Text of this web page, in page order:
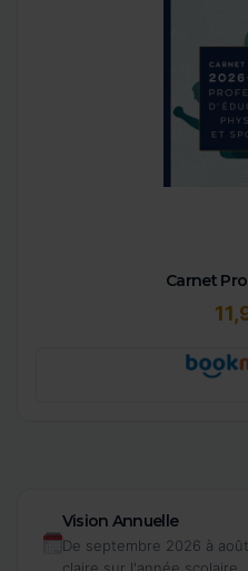
Carnet
Vision Annuelle
De septembre 2026 à
claire sur l'année scolaire.